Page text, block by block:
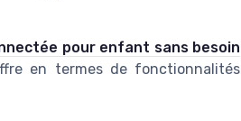
pour enfant sans besoin
en termes de fonctionnalités